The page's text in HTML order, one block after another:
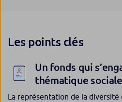
Les points clés
Un fonds qui
thématique
La représentation de la diversité